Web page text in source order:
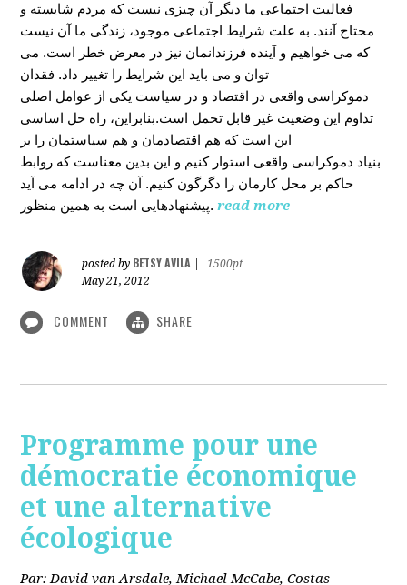
فعالیت اجتماعی ما دیگر آن چیزی نیست که مردم شایسته و
محتاج آنند. به علت شرایط اجتماعی موجود، زندگی ما آن نیست
که می خواهیم و آینده فرزندانمان نیز در معرض خطر است. می
توان و می باید این شرایط را تغییر داد. فقدان
دموکراسی واقعی در اقتصاد و در سیاست یکی از عوامل اصلی
تداوم این وضعیت غیر قابل تحمل است.بنابراین، راه حل اساسی
این است که هم اقتصادمان و هم سیاستمان را بر
بنیاد دموکراسی واقعی استوار کنیم و این بدین معناست که روابط
حاکم بر محل کارمان را دگرگون کنیم. آن چه در ادامه می آید
پیشنهادهایی است به همین منظور. read more
posted by BETSY AVILA
1500pt
May 21, 2012
COMMENT SHARE
Programme pour une
démocratie économique
et une alternative
écologique
Par: David van Arsdale, Michael McCabe, Costas